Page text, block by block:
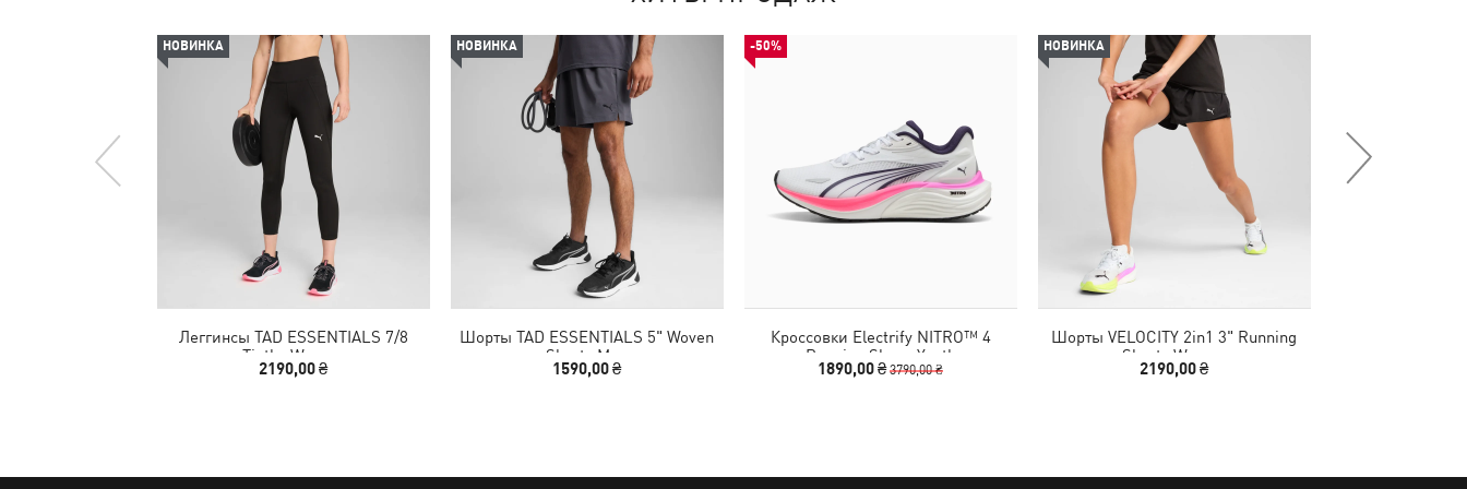
НОВИНКА
Леггинсы TAD ESSENTIALS 7/8
Tigths Women
2190,00 ₴
НОВИНКА
Шорты TAD ESSENTIALS 5" Woven
Shorts Men
1590,00 ₴
-50%
Кроссовки Electrify NITRO™ 4
Running Shoes Youth
1890,00 ₴3790,00 ₴
НОВИНКА
Шорты VELOCITY 2in1 3" Running
Shorts Women
2190,00 ₴